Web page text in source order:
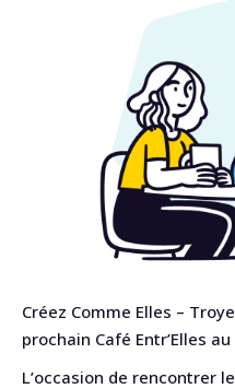
Créez Comme Elles –
prochain Café Entr’Elles
L’occasion de rencontrer